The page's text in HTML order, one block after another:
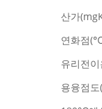
산가
연화점
유리전
용융점